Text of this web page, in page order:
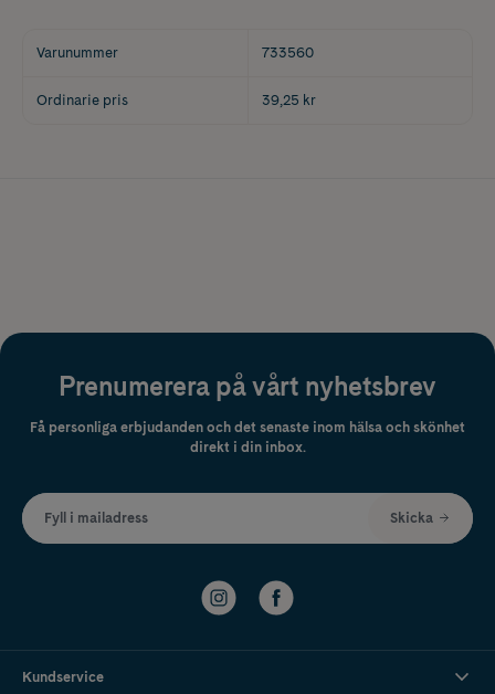
Varunummer 733560
Ordinarie pris 39,25 kr
Prenumerera på vårt nyhetsbrev
Få personliga erbjudanden och det senaste inom hälsa och skönhet
direkt i din inbox.
Fyll i mailadress Skicka
Kundservice